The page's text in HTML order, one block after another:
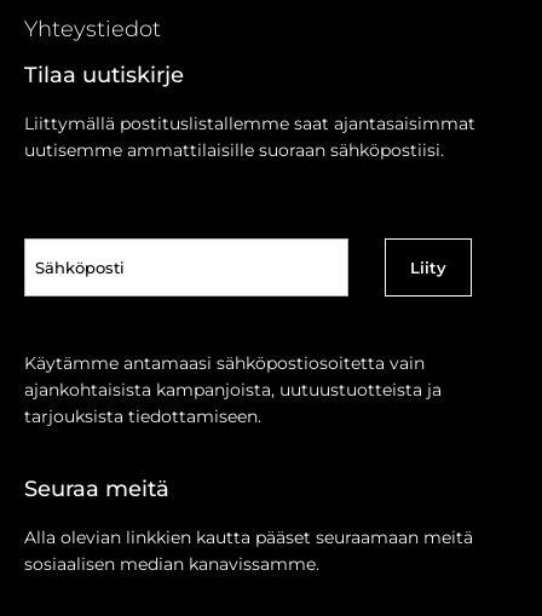
Yhteystiedot
Tilaa uutiskirje
Liittymällä postituslistallemme saat ajantasaisimmat
uutisemme ammattilaisille suoraan sähköpostiisi.
(Pakollinen)
Käytämme antamaasi sähköpostiosoitetta vain
ajankohtaisista kampanjoista, uutuustuotteista ja
tarjouksista tiedottamiseen.
Seuraa meitä
Alla olevian linkkien kautta pääset seuraamaan meitä
sosiaalisen median kanavissamme.